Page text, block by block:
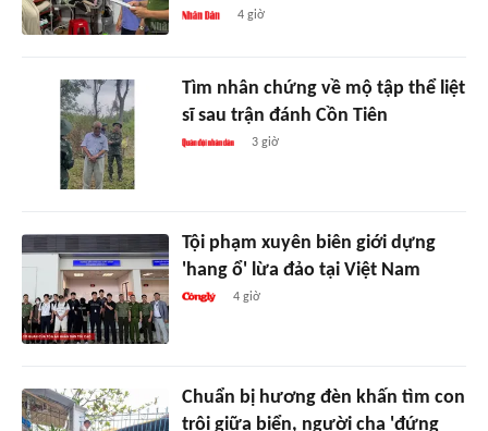
4 giờ
Tìm nhân chứng về mộ tập thể liệt
sĩ sau trận đánh Cồn Tiên
3 giờ
Tội phạm xuyên biên giới dựng
'hang ổ' lừa đảo tại Việt Nam
4 giờ
Chuẩn bị hương đèn khấn tìm con
trôi giữa biển, người cha 'đứng